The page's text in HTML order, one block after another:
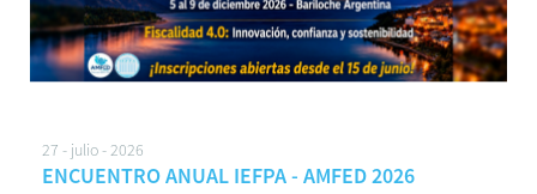
27 - julio - 2026
ENCUENTRO ANUAL IEFPA - AMFED 2026